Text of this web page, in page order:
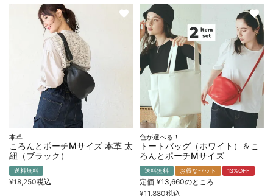
本革
ころんとポーチMサイズ 本革 太
紐（ブラック）
送料無料
¥18,250税込
色が選べる！
トートバッグ（ホワイト）＆こ
ろんとポーチMサイズ
送料無料 お得なセット 13%OFF
定価 ¥13,660のところ
¥11,880税込